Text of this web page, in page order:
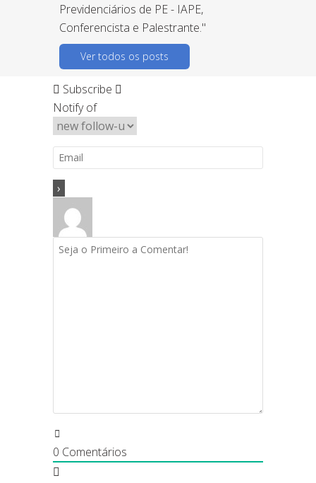
Previdenciários de PE - IAPE,
Conferencista e Palestrante."
Ver todos os posts
Subscribe
Notify of
0 Comentários